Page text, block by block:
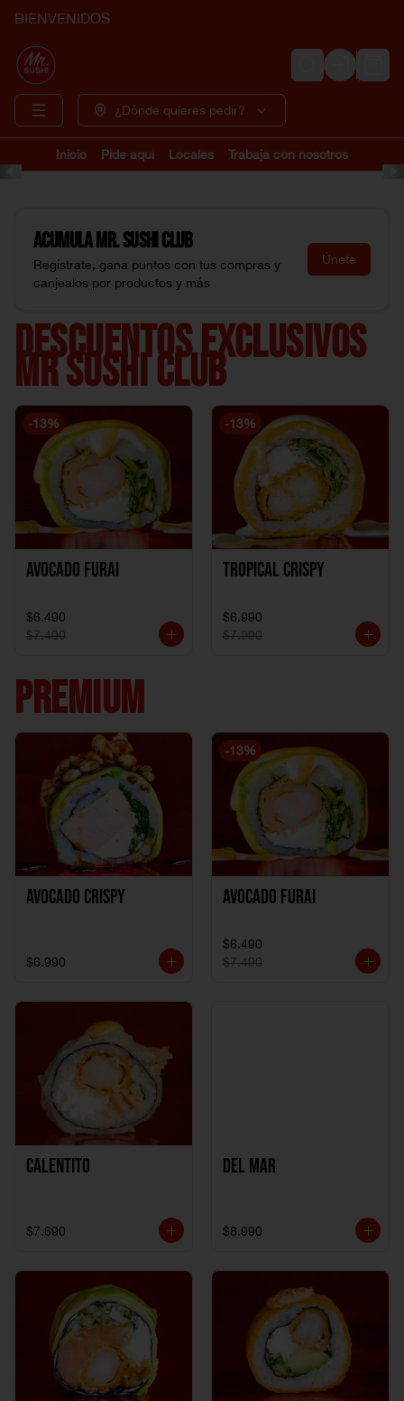
BIENVENIDOS
Login
¿Dónde quieres pedir?
Inicio Pide aquí Locales Trabaja con nosotros
AcumulaMr. Sushi Club
Regístrate, gana puntos con tus compras y
canjealos por productos y más
Únete
DESCUENTOS EXCLUSIVOS
MR SUSHI CLUB
-13%
Avocado Furai
$6.490
$7.490
-13%
Tropical crispy
$6.990
$7.990
PREMIUM
Avocado Crispy
$6.990
-13%
Avocado Furai
$6.490
$7.490
Calentito
$7.690
Del Mar
$8.990